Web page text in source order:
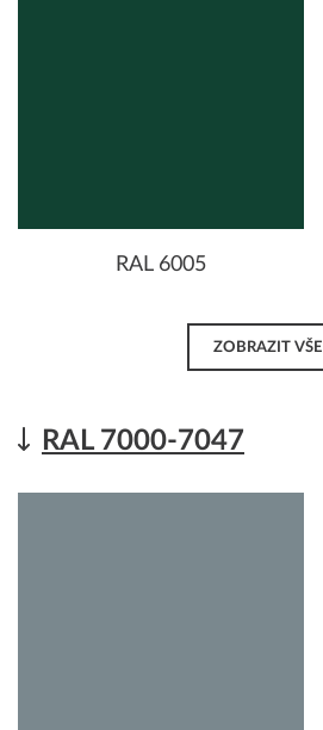
RAL 6005
ZOBRAZIT VŠE
RAL 7000-7047